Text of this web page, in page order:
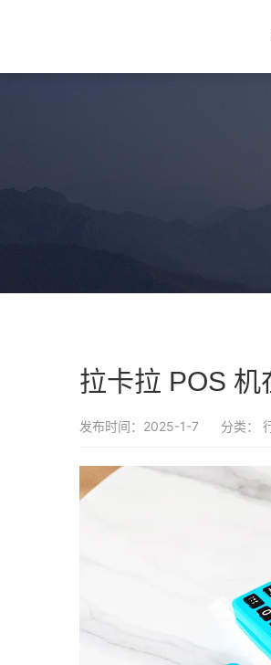
拉卡拉 POS 机
发布时间：2025-1-7 分类：